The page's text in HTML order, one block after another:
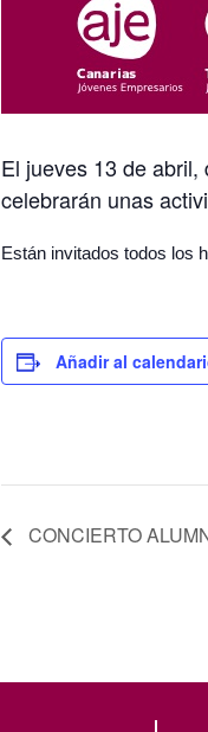
El jueves 13 de
celebrarán unas
Están invitados todos los
Añadir al
CONCIERTO